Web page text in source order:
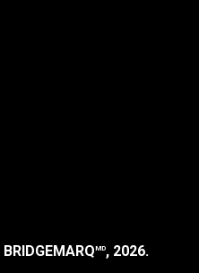
MD, 2026.